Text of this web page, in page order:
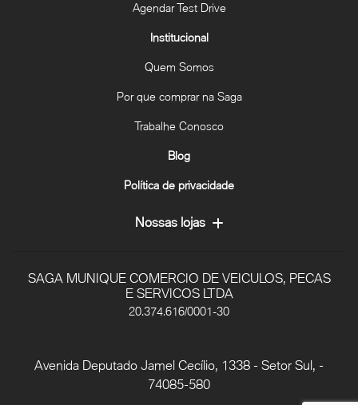
Agendar Test Drive
Institucional
Quem Somos
Por que comprar na Saga
Trabalhe Conosco
Blog
Política de privacidade
Nossas lojas
SAGA MUNIQUE COMERCIO DE VEICULOS, PECAS
E SERVICOS LTDA
20.374.616/0001-30
Avenida Deputado Jamel Cecílio, 1338 - Setor Sul, -
74085-580